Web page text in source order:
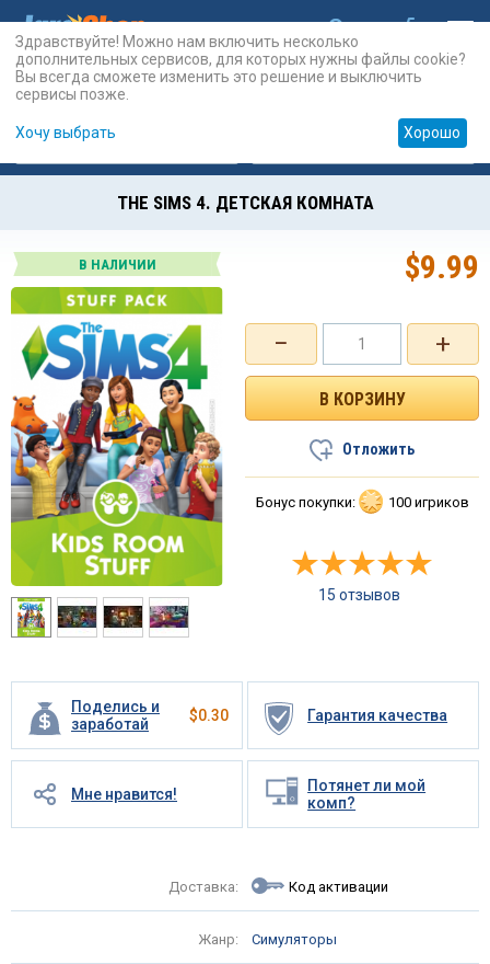
Карты Prepaid
THE SIMS 4. ДЕТСКАЯ КОМНАТА
В НАЛИЧИИ
Поделись и
заработай
$0.30 Гарантия качества
Мне нравится!
Потянет ли мой
комп?
Доставка: Код активации
Жанр: Симуляторы
+
−
$9.99
Отложить
Бонус покупки: 100 игриков
15 отзывов
Здравствуйте! Можно нам включить несколько
дополнительных сервисов, для которых нужны файлы cookie?
Вы всегда сможете изменить это решение и выключить
сервисы позже.
Хочу выбрать Хорошо